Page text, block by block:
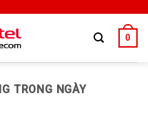
0
TRONG NGÀY